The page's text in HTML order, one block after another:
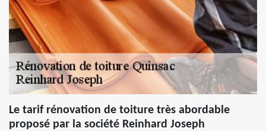
Le tarif rénovation de toiture très abordable
proposé par la société Reinhard Joseph